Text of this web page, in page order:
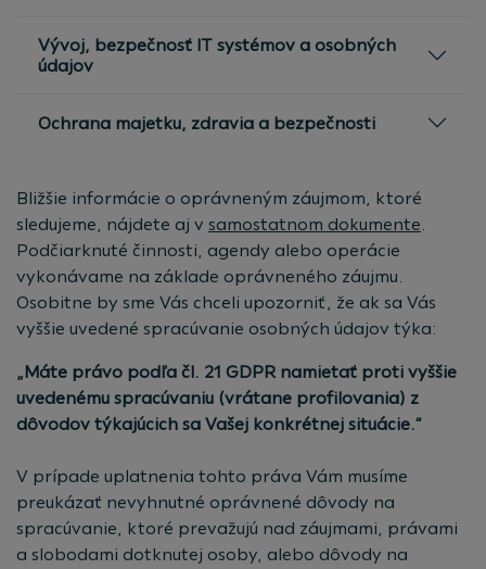
Vývoj, bezpečnosť IT systémov a osobných
údajov
Ochrana majetku, zdravia a bezpečnosti
Bližšie informácie o oprávneným záujmom, ktoré
sledujeme, nájdete aj v samostatnom dokumente.
Podčiarknuté činnosti, agendy alebo operácie
vykonávame na základe oprávneného záujmu.
Osobitne by sme Vás chceli upozorniť, že ak sa Vás
vyššie uvedené spracúvanie osobných údajov týka:
„Máte právo podľa čl. 21 GDPR namietať proti vyššie
uvedenému spracúvaniu (vrátane profilovania) z
dôvodov týkajúcich sa Vašej konkrétnej situácie.“
V prípade uplatnenia tohto práva Vám musíme
preukázať nevyhnutné oprávnené dôvody na
spracúvanie, ktoré prevažujú nad záujmami, právami
a slobodami dotknutej osoby, alebo dôvody na